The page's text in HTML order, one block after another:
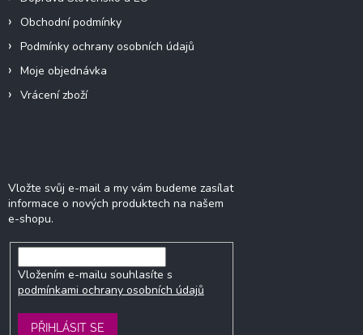
s
Obchodní podmínky
Podmínky ochrany osobních údajů
Moje objednávka
Vrácení zboží
Vložte svůj e-mail a my vám budeme zasílat
informace o nových produktech na našem
e-shopu.
Vložením e-mailu souhlasíte s
podmínkami ochrany osobních údajů
PŘIHLÁSIT SE